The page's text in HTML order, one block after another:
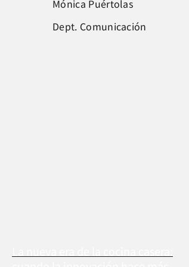
Mónica Puértolas
Dept. Comunicación